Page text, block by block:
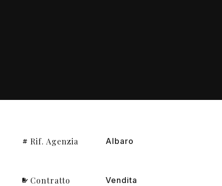
Rif. Agenzia Albaro
Contratto Vendita